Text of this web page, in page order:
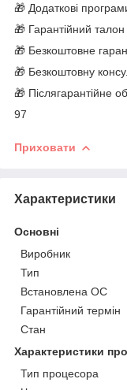
🎁 Додаткові
🎁 Гарантійний
🎁 Безкоштовне
🎁 Безкоштовну
🎁 Післягарантійне
97
Приховати
Характеристики
Основні
Виробник
Тип
Встановлена ОС
Гарантійний термін
Стан
Характеристики
Тип процесора